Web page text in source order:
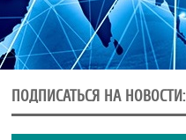
ПОДПИСАТЬСЯ НА НОВОСТИ: